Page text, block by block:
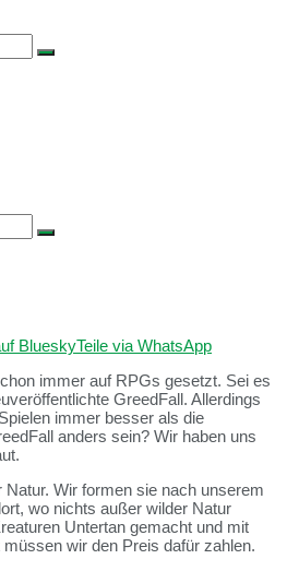
BlueskyTeile via WhatsApp
immer auf RPGs gesetzt. Sei es
GreedFall. Allerdings
immer besser als die
anders sein? Wir haben uns
Wir formen sie nach unserem
wo nichts außer wilder Natur
Untertan gemacht und mit
wir den Preis dafür zahlen.